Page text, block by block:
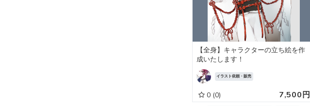
【全身】キャラクターの立ち絵を作
成いたします！
イラスト依頼・販売
0 (0) 7,500円